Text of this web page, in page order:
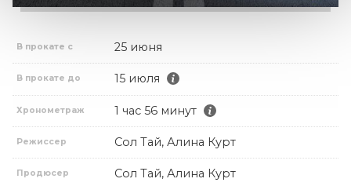
В прокате с 25 июня
В прокате до 15 июля
Хронометраж 1 час 56 минут
Режиссер Сол Тай, Алина Курт
Продюсер Сол Тай, Алина Курт